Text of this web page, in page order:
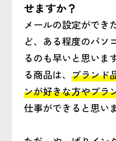
せますか？
メールの設定ができ
ど、ある程度のパソ
るのも早いと思いま
る商品は、 ブランド
ンが好きな方やブラ
仕事ができると思い